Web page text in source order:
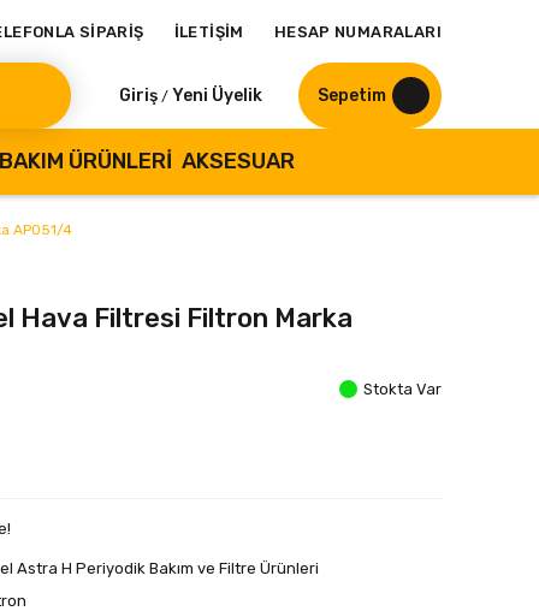
SİPARİŞ İLETİŞİM HESAP NUMARALARI
Giriş / Yeni Üyelik Sepetim
ÜRÜNLERI AKSESUAR
AP051/4
Hava Filtresi Filtron Marka
Stokta Var
Astra H Periyodik Bakım ve Filtre Ürünleri